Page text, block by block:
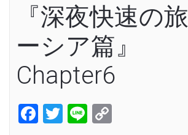
『深夜快速の
ーシア篇』
Chapter6
Facebook
Twitter
Line